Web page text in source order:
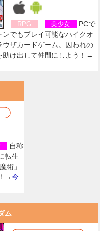
RPG 美少女
PCで
ンでもプレイ可能なハイクオ
ウザカードゲーム。囚われの
助け出して仲間にしよう！→
自称
転生
術」
→今
ム